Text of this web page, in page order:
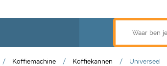
Koffiemachine Koffiekannen Universeel